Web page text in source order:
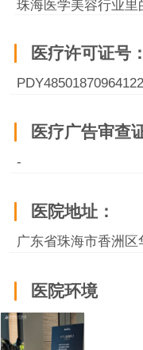
珠海医学美容行业里
医疗许可证号：
医疗广告审查
-
医院地址：
广东省珠海市香洲
医院环境